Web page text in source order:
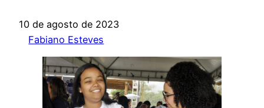
10 de agosto de 2023
Fabiano Esteves